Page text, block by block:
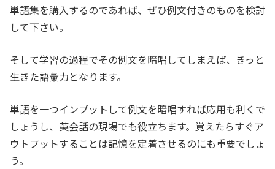
単語集を購入するのであれば、ぜひ例文付きのものを検討
して下さい。
そして学習の過程でその例文を暗唱してしまえば、きっと
生きた語彙力となります。
単語を一つインプットして例文を暗唱すれば応用も利くで
しょうし、英会話の現場でも役立ちます。覚えたらすぐア
ウトプットすることは記憶を定着させるのにも重要でしょ
う。